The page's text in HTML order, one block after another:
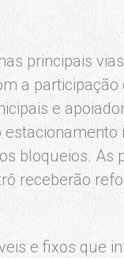
principais
a participação
e
bloqueios. As
receberão
e fixos que